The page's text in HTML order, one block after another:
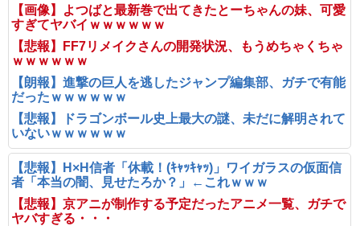
【画像】よつばと最新巻で出てきたとーちゃんの妹、可愛
すぎてヤバイｗｗｗｗｗｗ
【悲報】FF7リメイクさんの開発状況、もうめちゃくちゃ
ｗｗｗｗｗｗ
【朗報】進撃の巨人を逃したジャンプ編集部、ガチで有能
だったｗｗｗｗｗｗ
【悲報】ドラゴンボール史上最大の謎、未だに解明されて
いないｗｗｗｗｗｗ
【悲報】H×H信者「休載！(ｷｬｯｷｬｯ)」ワイガラスの仮面信
者「本当の闇、見せたろか？」←これｗｗｗ
【悲報】京アニが制作する予定だったアニメ一覧、ガチで
ヤバすぎる・・・